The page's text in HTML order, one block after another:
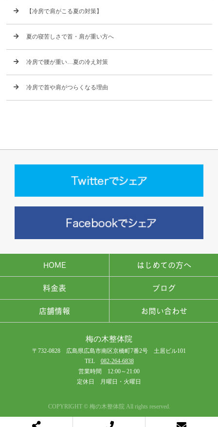
【冷房で肩がこる夏の対策】
夏の寝苦しさで首・肩が重い方へ
冷房で腰が重い…夏の冷え対策
冷房で首や肩がつらくなる理由
HOME はじめての方へ
料金表 ブログ
店舗情報 お問い合わせ
梅の木整体院
〒732-0828 広島県広島市南区京橋町7番2号 土居ビル101
TEL 082-264-6838
営業時間 12:00～21:00
定休日 月曜日・火曜日
COPYRIGHT © 梅の木整体院 All rights reserved.